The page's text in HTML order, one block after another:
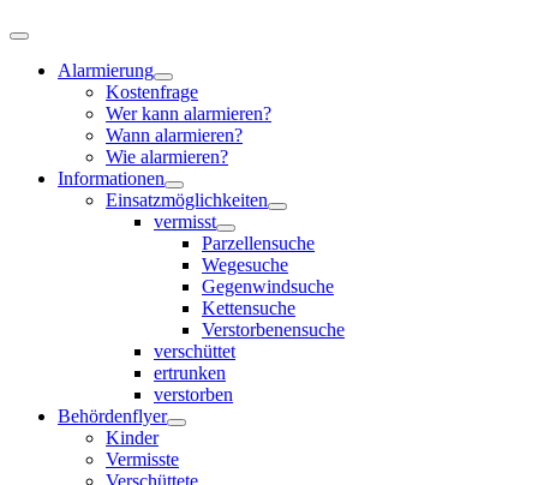
Alarmierung
Kostenfrage
Wer kann alarmieren?
Wann alarmieren?
Wie alarmieren?
Informationen
Einsatzmöglichkeiten
vermisst
Parzellensuche
Wegesuche
Gegenwindsuche
Kettensuche
Verstorbenensuche
verschüttet
ertrunken
verstorben
Behördenflyer
Kinder
Vermisste
Verschüttete